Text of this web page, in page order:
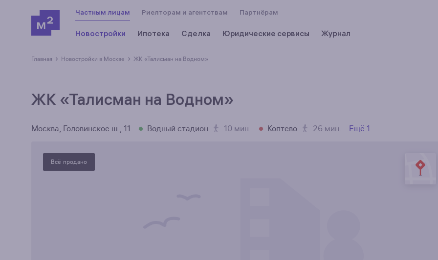
Частным лицам
Новостройки Ипотека Сделка Юридические сервисы
Риелторам и агентствам Партнёрам
Главная › новостройки в Москве › ЖК «Талисман на Водном»
ЖК «Талисман на Водном»
Москва, Головинское ш., 11 Водный стадион 10 мин. Коптево 26 мин. Ещё 1
Всё продано